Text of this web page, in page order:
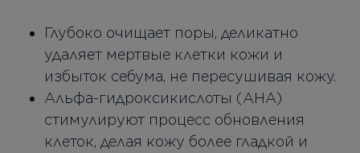
Глубоко очищает поры, деликатно
удаляет мертвые клетки кожи и
избыток себума, не пересушивая кожу.
Альфа-гидроксикислоты (AHA)
стимулируют процесс обновления
клеток, делая кожу более гладкой и